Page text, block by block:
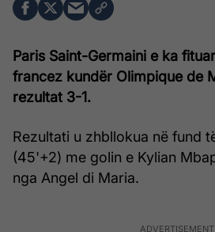
Paris Saint-Germaini e ka
francez kundër Olimpique de
rezultat 3-1.
Rezultati u zhbllokua në fund
(45'+2) me golin e Kylian
nga Angel di Maria.